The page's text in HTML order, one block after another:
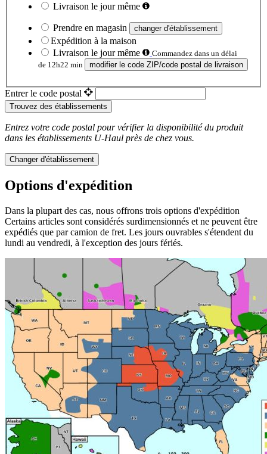
Livraison le jour même
Prendre en magasin changer d'établissement
Expédition à la maison
Livraison le jour même
Commandez dans un délai
de 12h22 min
modifier le code ZIP/code postal de livraison
Entrer le code postal
Trouvez des établissements
Entrez votre code postal pour vérifier la disponibilité du produit
dans les établissements U-Haul près de chez vous.
Changer d'établissement
Options d'expédition
Dans la plupart des cas, nous offrons trois options d'expédition
Certains articles sont considérés surdimensionnés et ne peuvent être
expédiés que par camion de fret. Les jours ouvrables s'étendent du
lundi au vendredi, à l'exception des jours fériés.